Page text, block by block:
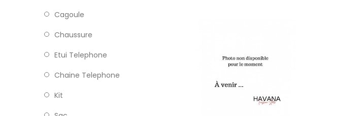
Cagoule
Chaussure
Etui Telephone
Chaine Telephone
Kit